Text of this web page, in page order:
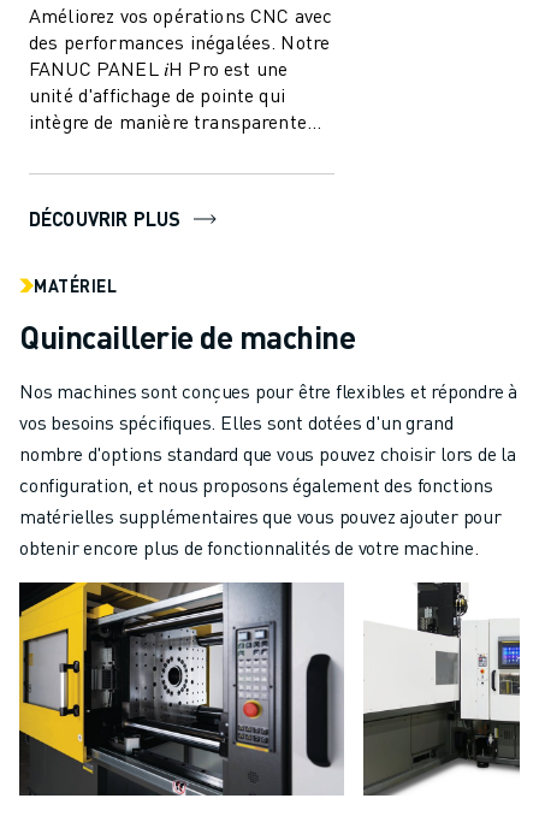
Améliorez vos opérations CNC avec
des performances inégalées. Notre
FANUC PANEL 𝑖H Pro est une
unité d'affichage de pointe qui
intègre de manière transparente
CNC,...
DÉCOUVRIR PLUS
MATÉRIEL
Quincaillerie de machine
Nos machines sont conçues pour être flexibles et répondre à
vos besoins spécifiques. Elles sont dotées d'un grand
nombre d'options standard que vous pouvez choisir lors de la
configuration, et nous proposons également des fonctions
matérielles supplémentaires que vous pouvez ajouter pour
obtenir encore plus de fonctionnalités de votre machine.